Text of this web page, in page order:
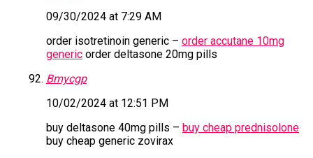
09/30/2024 at 7:29 AM
order isotretinoin generic – order accutane 10mg
genericorder deltasone 20mg pills
Bmycgp
10/02/2024 at 12:51 PM
buy deltasone 40mg pills – buy cheap prednisolone
buy cheap generic zovirax